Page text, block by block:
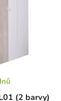
(2 barvy)